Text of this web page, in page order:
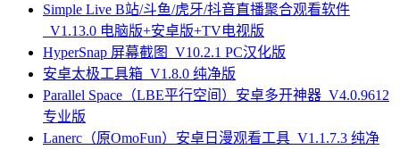
Simple Live B站/斗鱼/虎牙/抖音直播聚合观看软件
_V1.13.0 电脑版+安卓版+TV电视版
HyperSnap 屏幕截图_V10.2.1 PC汉化版
安卓太极工具箱_V1.8.0 纯净版
Parallel Space（LBE平行空间）安卓多开神器_V4.0.9612
专业版
Lanerc（原OmoFun）安卓日漫观看工具_V1.1.7.3 纯净